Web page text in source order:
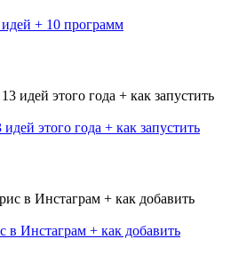
+ 10 программ
этого года + как запустить
в Инстаграм + как добавить